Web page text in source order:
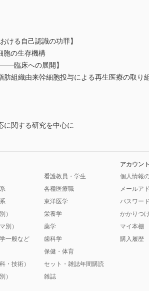
ける自己認識の功罪】
胞の生存機構
――臨床への展開】
組織由来幹細胞投与による再生医療の取り
関する研究を中心に
）
別）
一般など
・技術）
）
看護教員・学生
各種医療職
東洋医学
栄養学
薬学
歯科学
保健・体育
セット・雑誌年間購読
雑誌
アカウン
個人情報
メールア
パスワー
かかりつ
マイ本棚
購入履歴